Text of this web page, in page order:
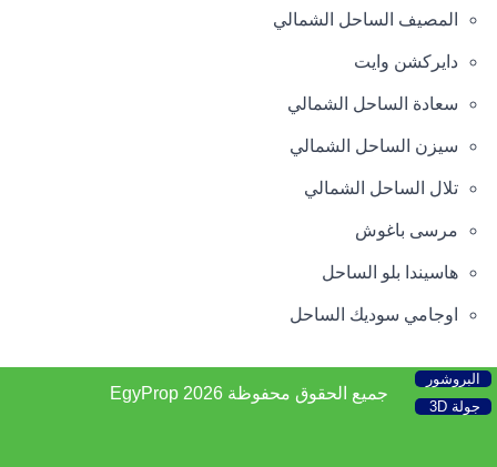
المصيف الساحل الشمالي
دايركشن وايت
سعادة الساحل الشمالي
سيزن الساحل الشمالي
تلال الساحل الشمالي
مرسى باغوش
هاسيندا بلو الساحل
اوجامي سوديك الساحل
جميع الحقوق محفوظة 2026 EgyProp
البروشور
جولة 3D